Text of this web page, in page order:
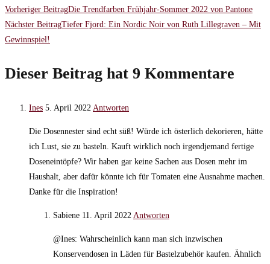
Weitere
Artikel
ansehen
Vorheriger BeitragDie Trendfarben Frühjahr-Sommer 2022 von Pantone
Nächster BeitragTiefer Fjord: Ein Nordic Noir von Ruth Lillegraven – Mit
Gewinnspiel!
Dieser Beitrag hat 9 Kommentare
Ines 5. April 2022 Antworten
Die Dosennester sind echt süß! Würde ich österlich dekorieren, hätte
ich Lust, sie zu basteln. Kauft wirklich noch irgendjemand fertige
Doseneintöpfe? Wir haben gar keine Sachen aus Dosen mehr im
Haushalt, aber dafür könnte ich für Tomaten eine Ausnahme machen.
Danke für die Inspiration!
Sabiene 11. April 2022 Antworten
@Ines: Wahrscheinlich kann man sich inzwischen
Konservendosen in Läden für Bastelzubehör kaufen. Ähnlich